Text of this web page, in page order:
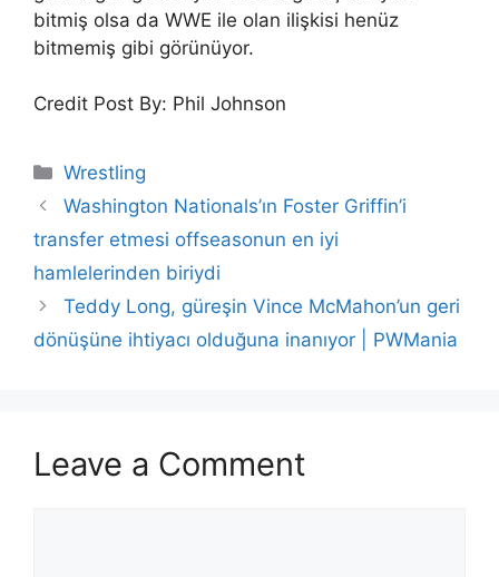
bitmiş olsa da WWE ile olan ilişkisi henüz
bitmemiş gibi görünüyor.
Credit Post By: Phil Johnson
Categories
Wrestling
Washington Nationals’ın Foster Griffin’i
transfer etmesi offseasonun en iyi
hamlelerinden biriydi
Teddy Long, güreşin Vince McMahon’un geri
dönüşüne ihtiyacı olduğuna inanıyor | PWMania
Leave a Comment